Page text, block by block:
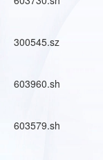
300545.sz
603960.sh
603579.sh